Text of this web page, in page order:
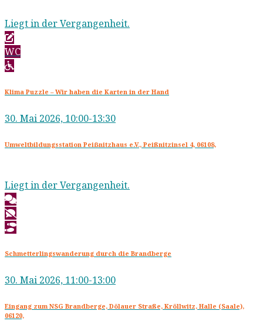
Liegt in der Vergangenheit.
WC
Klima Puzzle – Wir haben die Karten in der Hand
30. Mai 2026, 10:00-13:30
Umweltbildungsstation Peiẞnitzhaus e.V., Peißnitzinsel 4, 06108,
Liegt in der Vergangenheit.
Schmetterlingswanderung durch die Brandberge
30. Mai 2026, 11:00-13:00
Eingang zum NSG Brandberge, Dölauer Straße, Kröllwitz, Halle (Saale),
06120,